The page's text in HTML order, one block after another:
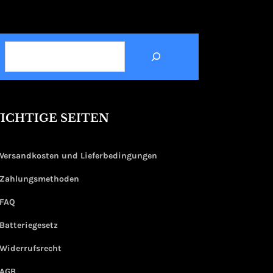
SUCHEN
SEITEN
Versandkosten und Lieferbedingungen
Zahlungsmethoden
FAQ
Batteriegesetz
Widerrufsrecht